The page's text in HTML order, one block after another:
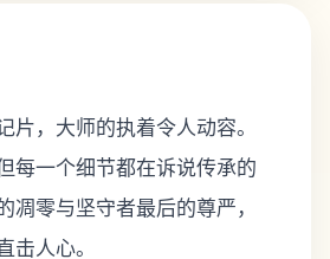
片，大师的执着令人动容。
每一个细节都在诉说传承的
凋零与坚守者最后的尊严，
击人心。